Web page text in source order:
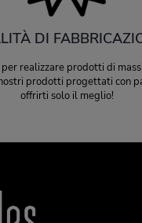
DI
per realizzare prodotti di
prodotti progettati con
offrirti solo il meglio!